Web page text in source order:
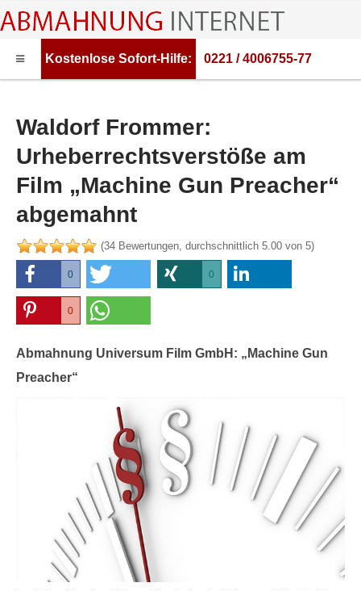
HOME
ABMAHNWARNER
ABMAHNUNG FILESHARING
RECHTSBERATUNG
Kostenlose Sofort-Hilfe: 0221 / 4006755-77
Waldorf Frommer:
Urheberrechtsverstöße am
Film „Machine Gun Preacher“
abgemahnt
(34 Bewertungen, durchschnittlich 5.00 von 5)
0
0 0
0
0
0
Abmahnung Universum Film GmbH: „Machine Gun
Preacher“